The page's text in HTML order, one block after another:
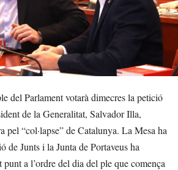
del Parlament votarà dimecres la petició
de la Generalitat, Salvador Illa,
pel “col·lapse” de Catalunya. La Mesa ha
de Junts i la Junta de Portaveus ha
a l’ordre del dia del ple que comença